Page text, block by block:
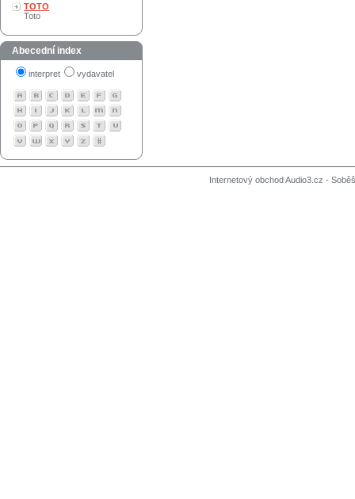
TOTO
Toto
Abecední index
interpret vydavatel
Internetový obchod Audio3.cz -